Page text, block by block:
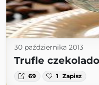
30 października 2013
Trufle
69 1 Zapisz